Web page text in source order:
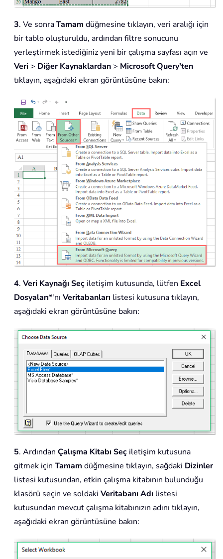
3. Ve sonraTamam düğmesine tıklayın, veri aralığı için
bir tablo oluşturuldu, ardından filtre sonucunu
yerleştirmek istediğiniz yeni bir çalışma sayfası açın ve
Veri > Diğer Kaynaklardan > Microsoft Query'ten
tıklayın, aşağıdaki ekran görüntüsüne bakın:
4. Veri Kaynağı Seç iletişim kutusunda, lütfen Excel
Dosyaları*'nı Veritabanları listesi kutusuna tıklayın,
aşağıdaki ekran görüntüsüne bakın:
5. Ardından Çalışma Kitabı Seç iletişim kutusuna
gitmek için Tamam düğmesine tıklayın, sağdaki Dizinler
listesi kutusundan, etkin çalışma kitabının bulunduğu
klasörü seçin ve soldaki Veritabanı Adı listesi
kutusundan mevcut çalışma kitabınızın adını tıklayın,
aşağıdaki ekran görüntüsüne bakın: